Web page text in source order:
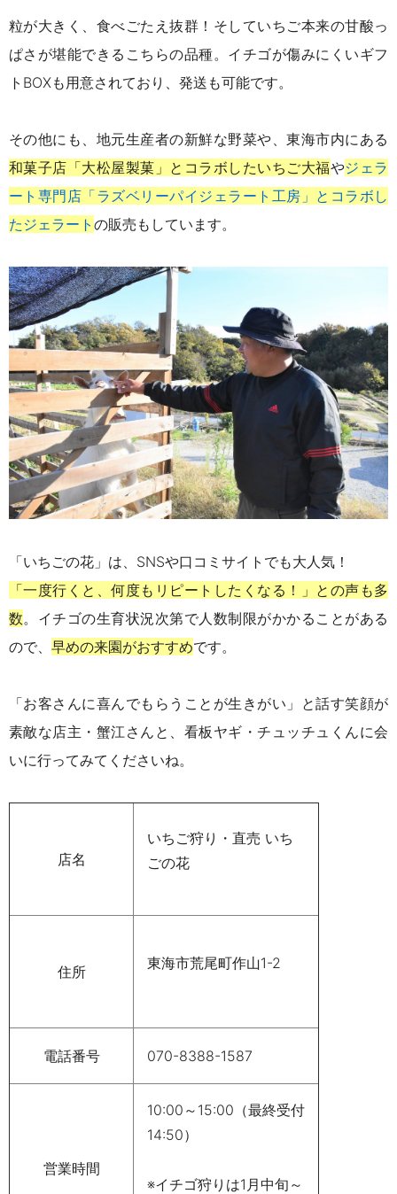
粒が大きく、食べごたえ抜群！そしていちご本来の甘酸っ
ぱさが堪能できるこちらの品種。 イチゴが傷みにくいギフ
トBOXも用意されており、発送も可能です。
その他にも、地元生産者の新鮮な野菜や、東海市内にある
和菓子店「大松屋製菓」とコラボしたいちご大福やジェラ
ート専門店「ラズベリーパイジェラート工房」とコラボし
たジェラート の販売もしています。
「いちごの花」は、SNSや口コミサイトでも大人気！
「一度行くと、何度もリピートしたくなる！」との声も多
数。 イチゴの生育状況次第で人数制限がかかることがある
ので、 早めの来園がおすすめです。
「お客さんに喜んでもらうことが生きがい」と話す笑顔が
素敵な店主・蟹江さんと、看板ヤギ・チュッチュくんに会
いに行ってみてくださいね。
店名
いちご狩り・直売 いち
ごの花
住所 東海市荒尾町作山1-2
電話番号 070-8388-1587
営業時間
10:00～15:00（最終受付
14:50）
※イチゴ狩りは1月中旬～